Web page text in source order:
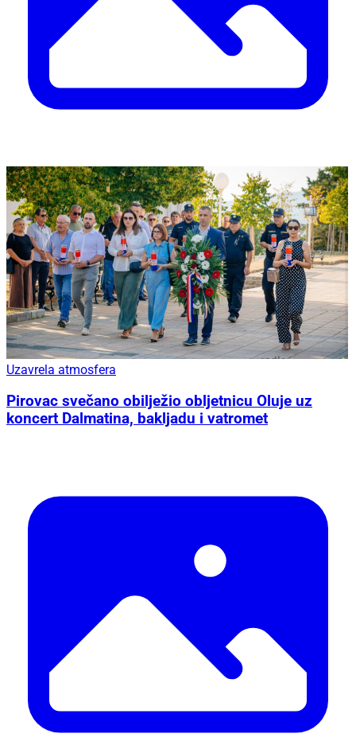
Uzavrela atmosfera
Pirovac svečano obilježio obljetnicu Oluje uz
koncert Dalmatina, bakljadu i vatromet